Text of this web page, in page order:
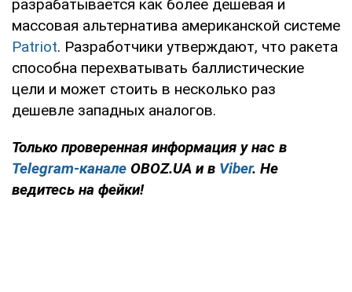
разрабатывается как более дешевая и
массовая альтернатива американской системе
Patriot. Разработчики утверждают, что ракета
способна перехватывать баллистические
цели и может стоить в несколько раз
дешевле западных аналогов.
Только проверенная информация у нас в
Telegram-канале OBOZ.UA и в Viber. Не
ведитесь на фейки!